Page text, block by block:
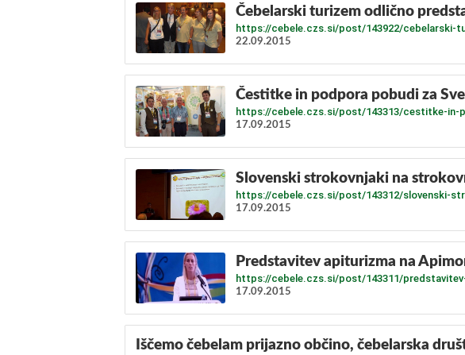
Čebelarski turizem odlično
https://cebele.czs.si/post/143922/cebelarski-
22.09.2015
Čestitke in podpora pobudi za
https://cebele.czs.si/post/143313/cestitke-in-
17.09.2015
Slovenski strokovnjaki na
https://cebele.czs.si/post/143312/slovenski-
17.09.2015
Predstavitev apiturizma na
https://cebele.czs.si/post/143311/
17.09.2015
Iščemo čebelam prijazno občino, čebelarska